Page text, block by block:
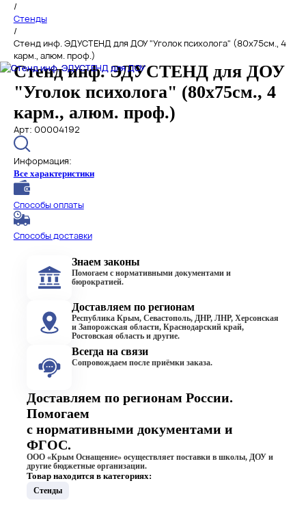
/
Стенды
/
Стенд инф. ЭДУСТЕНД для ДОУ "Уголок психолога" (80х75см., 4
карм., алюм. проф.)
Стенд инф. ЭДУСТЕНД для ДОУ
"Уголок психолога" (80х75см., 4
карм., алюм. проф.)
Арт: 00004192
Информация:
Все характеристики
Способы оплаты
Способы доставки
Знаем законы
Помогаем с нормативными документами и
бюрократией.
Доставляем по регионам
Республика Крым, Севастополь, ДНР, ЛНР, Херсонская
и Запорожская области, Краснодарский край,
Ростовская область и другие.
Всегда на связи
Сопровождаем после приёмки заказа.
Доставляем по регионам России.
Помогаем
с нормативными документами и
ФГОС.
ООО «Крым Оснащение» осуществляет поставки в школы, ДОУ и
другие бюджетные организации.
Товар находится в категориях:
Стенды